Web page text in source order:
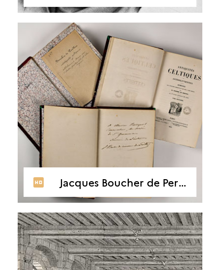
Jacques Boucher de Perthes, Antiquités celtiques et antédiluviennes